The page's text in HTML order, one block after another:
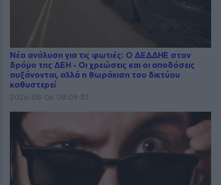
Νέα ανάλυση για τις φωτιές: Ο ΔΕΔΔΗΕ στον
δρόμο της ΔΕΗ - Οι χρεώσεις και οι αποδόσεις
αυξάνονται, αλλά η θωράκιση του δικτύου
καθυστερεί
2026-08-06 08:09:33